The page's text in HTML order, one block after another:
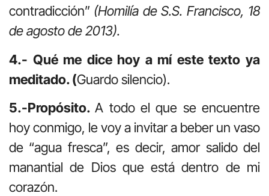
contradicción” (Homilía de S.S. Francisco, 18
de agosto de 2013).
4.- Qué me dice hoy a mí este texto ya
meditado. (Guardo silencio).
5.-Propósito.A todo el que se encuentre
hoy conmigo, le voy a invitar a beber un vaso
de “agua fresca”, es decir, amor salido del
manantial de Dios que está dentro de mi
corazón.